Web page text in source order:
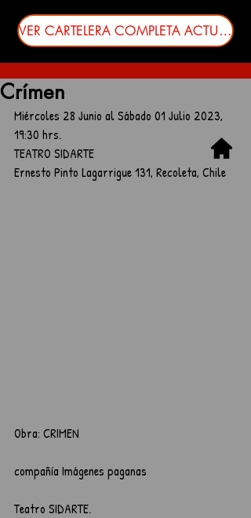
VER CARTELERA COMPLETA ACTUALIZADA
Crímen
Miércoles 28 Junio al Sábado 01 Julio 2023,
19:30 hrs.
TEATRO SIDARTE
Ernesto Pinto Lagarrigue 131, Recoleta, Chile
Obra: CRIMEN
compañía Imágenes paganas
Teatro SIDARTE.